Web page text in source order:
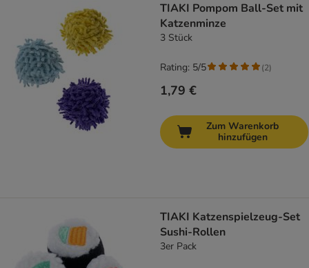
TIAKI Pompom Ball-Set mit
Katzenminze
3 Stück
1,79 €
Rating: 5/5 (2)
Zum Warenkorb
hinzufügen
TIAKI Katzenspielzeug-Set
Sushi-Rollen
3er Pack